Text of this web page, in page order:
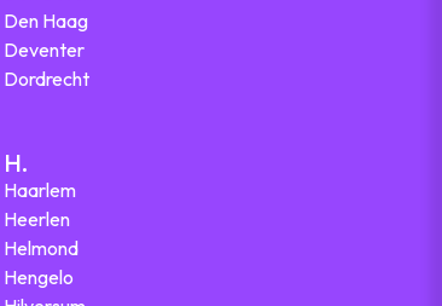
Den Haag
Deventer
Dordrecht
H.
Haarlem
Heerlen
Helmond
Hengelo